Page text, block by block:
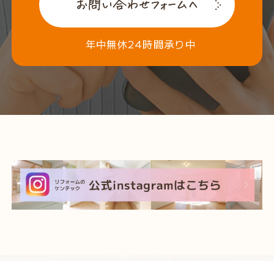
年中無休24時間承り中